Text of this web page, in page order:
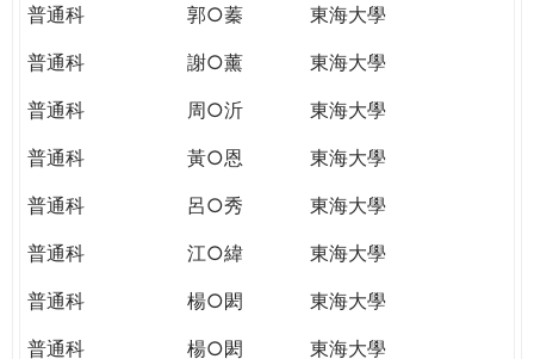
普通科
郭○蓁
東海大學
普通科
謝○薰
東海大學
普通科
周○沂
東海大學
普通科
黃○恩
東海大學
普通科
呂○秀
東海大學
普通科
江○緯
東海大學
普通科
楊○閎
東海大學
普通科
楊○閎
東海大學